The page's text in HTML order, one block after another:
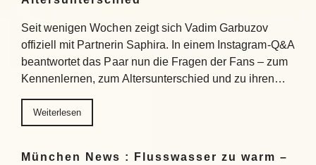
Seit wenigen Wochen zeigt sich Vadim Garbuzov
offiziell mit Partnerin Saphira. In einem Instagram-Q&A
beantwortet das Paar nun die Fragen der Fans – zum
Kennenlernen, zum Altersunterschied und zu ihren…
Weiterlesen
München News : Flusswasser zu warm –